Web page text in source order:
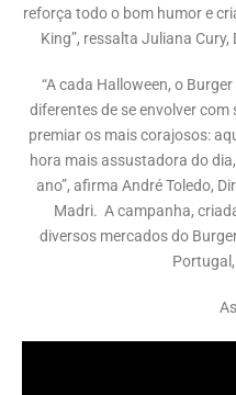
reforça todo o bom humor e
King”, ressalta Juliana
“A cada Halloween, o
diferentes de se envolver
premiar os mais corajosos:
hora mais assustadora do
ano”, afirma André Toledo,
Madri. A campanha,
diversos mercados do